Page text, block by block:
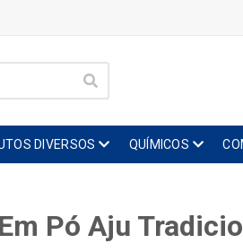
DIVERSOS QUÍMICOS
Pó Aju